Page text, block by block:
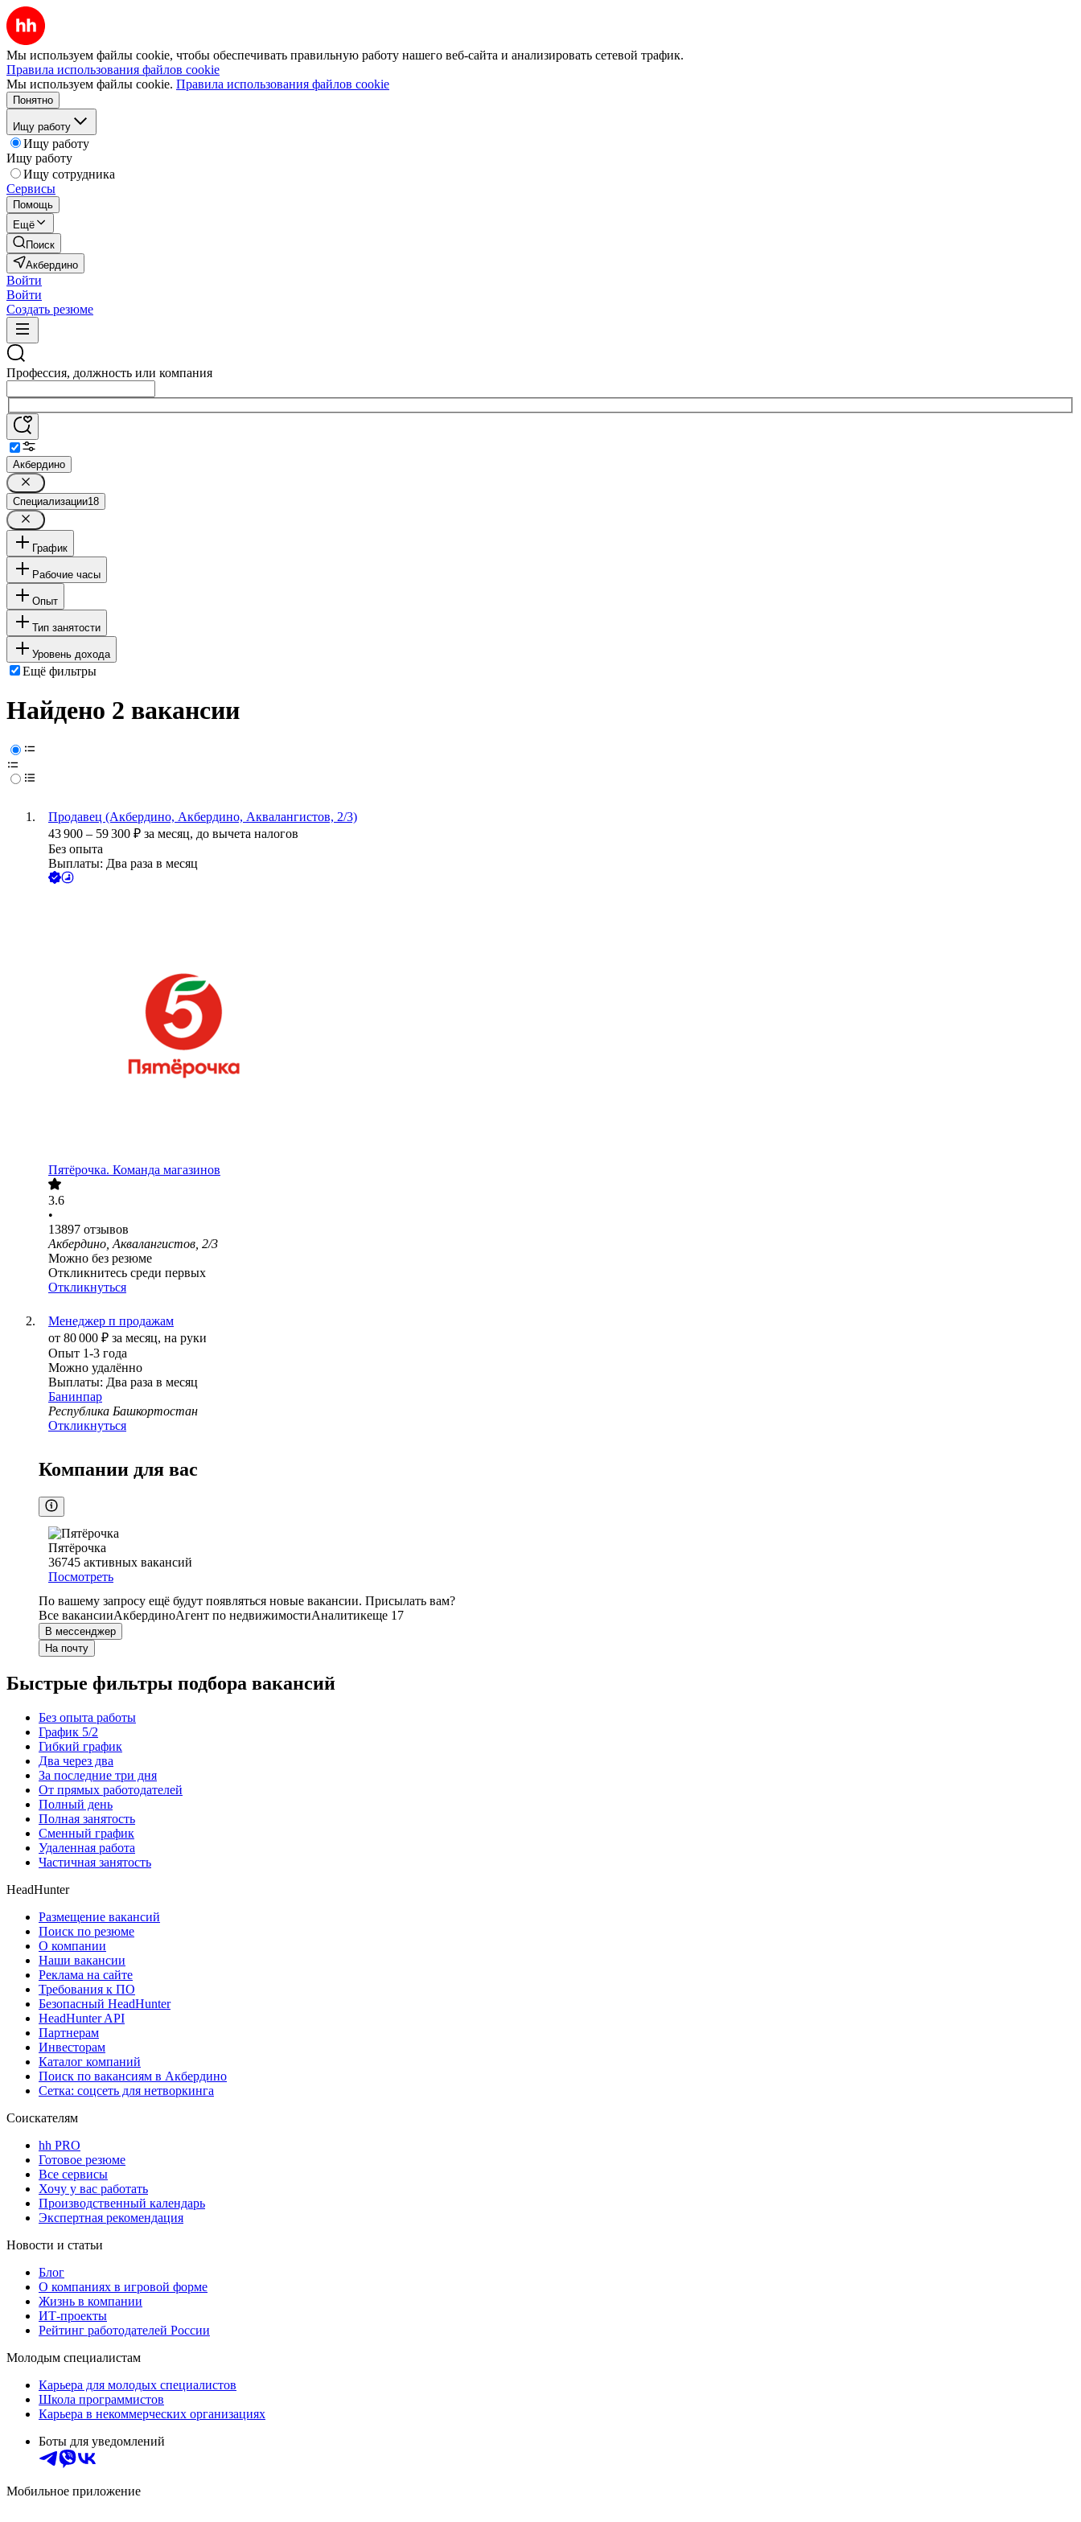
Мы используем файлы cookie, чтобы обеспечивать правильную работу нашего веб-сайта и анализировать сетевой трафик.
Правила использования файлов cookie
Мы используем файлы cookie. Правила использования файлов cookie
Понятно
Ищу работу
Ищу работу
Ищу работу
Ищу сотрудника
Сервисы
Помощь
Ещё
Поиск
Акбердино
Войти
Войти
Создать резюме
Профессия, должность или компания
Акбердино
Специализации18
График
Рабочие часы
Опыт
Тип занятости
Уровень дохода
Ещё фильтры
Найдено 2 вакансии
Продавец (Акбердино, Акбердино, Аквалангистов, 2/3)
43 900 – 59 300 ₽ за месяц, до вычета налогов
Без опыта
Выплаты: Два раза в месяц
Пятёрочка. Команда магазинов
3.6
•
13897 отзывов
Акбердино, Аквалангистов, 2/3
Можно без резюме
Откликнитесь среди первых
Откликнуться
Менеджер п продажам
от 80 000 ₽ за месяц, на руки
Опыт 1-3 года
Можно удалённо
Выплаты: Два раза в месяц
Банинпар
Республика Башкортостан
Откликнуться
Компании для вас
Пятёрочка
36745 активных вакансий
Посмотреть
По вашему запросу ещё будут появляться новые вакансии. Присылать вам?
Все вакансииАкбердиноАгент по недвижимостиАналитикеще 17
В мессенджер
На почту
Быстрые фильтры подбора вакансий
Без опыта работы
График 5/2
Гибкий график
Два через два
За последние три дня
От прямых работодателей
Полный день
Полная занятость
Сменный график
Удаленная работа
Частичная занятость
HeadHunter
Размещение вакансий
Поиск по резюме
О компании
Наши вакансии
Реклама на сайте
Требования к ПО
Безопасный HeadHunter
HeadHunter API
Партнерам
Инвесторам
Каталог компаний
Поиск по вакансиям в Акбердино
Сетка: соцсеть для нетворкинга
Соискателям
hh PRO
Готовое резюме
Все сервисы
Хочу у вас работать
Производственный календарь
Экспертная рекомендация
Новости и статьи
Блог
О компаниях в игровой форме
Жизнь в компании
ИТ-проекты
Рейтинг работодателей России
Молодым специалистам
Карьера для молодых специалистов
Школа программистов
Карьера в некоммерческих организациях
Боты для уведомлений
Мобильное приложение